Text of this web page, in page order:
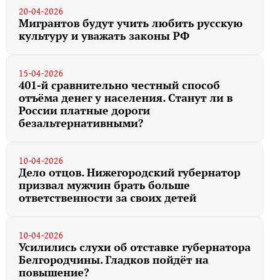
20-04-2026
Мигрантов будут учить любить русскую
культуру и уважать законы РФ
15-04-2026
401-й сравнительно честный способ
отъёма денег у населения. Станут ли в
России платные дороги
безальтернативными?
10-04-2026
Дело отцов. Нижегородский губернатор
призвал мужчин брать больше
ответственности за своих детей
10-04-2026
Усилились слухи об отставке губернатора
Белгородчины. Гладков пойдёт на
повышение?